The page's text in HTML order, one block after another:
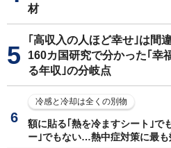
材
｢高収入の人ほど幸せ｣は間
160カ国研究で分かった｢幸
る年収｣の分岐点
冷感と冷却は全くの別物
額に貼る｢熱を冷ますシート｣で
ー｣でもない…熱中症対策に最も